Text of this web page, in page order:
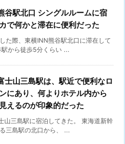
谷駅北口 シングルルームに宿
で何かと滞在に便利だった
た際、東横INN熊谷駅北口に滞在して
駅から徒歩5分くらい ...
士山三島駅は、駅近で便利なロ
にあり、何よりホテル内から
えるのが印象的だった
山三島駅に宿泊してきた。 東海道新幹
三島駅の北口から、 ...